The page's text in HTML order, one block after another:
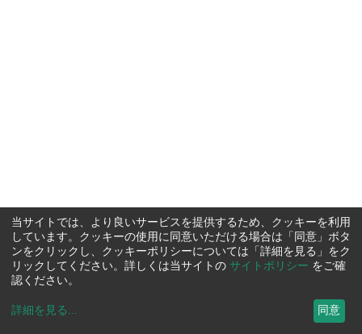
当サイトでは、より良いサービスを提供するため、クッキーを利用
しています。クッキーの使用に同意いただける場合は「同意」ボタ
ンをクリックし、クッキーポリシーについては「詳細を見る」をク
リックしてください。詳しくは当サイトの サイトポリシー をご確
認ください。
詳細を見る ... 同意